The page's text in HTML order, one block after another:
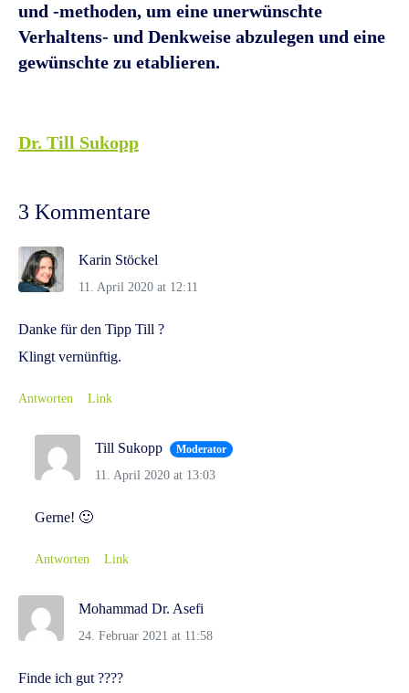
und -methoden, um eine unerwünschte
Verhaltens- und Denkweise abzulegen und eine
gewünschte zu etablieren.
Dr. Till Sukopp
3 Kommentare
Karin Stöckel
11. April 2020 at 12:11
Danke für den Tipp Till ?
Klingt vernünftig.
Antworten Link
Till Sukopp Moderator
11. April 2020 at 13:03
Gerne! 🙂
Antworten Link
Mohammad Dr. Asefi
24. Februar 2021 at 11:58
Finde ich gut ????